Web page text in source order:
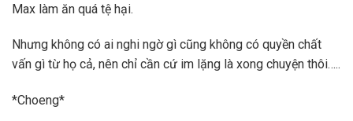
Max làm ăn quá tệ hại.
Nhưng không có ai nghi ngờ gì cũng không có quyền chất
vấn gì từ họ cả, nên chỉ cần cứ im lặng là xong chuyện thôi…..
*Choeng*